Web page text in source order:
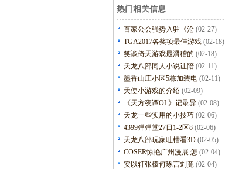
热门相关信息
百家公会强势入驻《沧 (02-27)
TGA2017各奖项最佳游戏 (02-18)
笑谈倚天游戏最滑稽的 (02-18)
天龙八部同人小说让陪 (02-11)
墨香山庄小区5栋加装电 (02-11)
天使小游戏的介绍 (02-09)
《天方夜谭OL》记录异 (02-08)
天龙一些实用的小技巧 (02-06)
4399弹弹堂27日1-2区8 (02-06)
天龙八部玩家吐槽看3D (02-05)
COSER惊艳广州漫展 怎 (02-04)
安以轩张檬何琢言刘竟 (02-04)